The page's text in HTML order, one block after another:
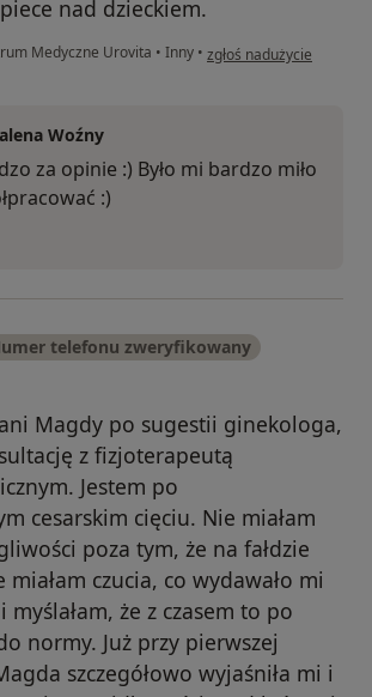
nad dzieckiem.
Medyczne Urovita • Inny • w opinii użytkownika
zgłoś nadużycie
Woźny
za opinie :) Było mi bardzo miło
:)
telefonu zweryfikowany
Magdy po sugestii ginekologa,
z fizjoterapeutą
Jestem po
cesarskim cięciu. Nie miałam
poza tym, że na fałdzie
czucia, co wydawało mi
że z czasem to po
normy. Już przy pierwszej
szczegółowo wyjaśniła mi i